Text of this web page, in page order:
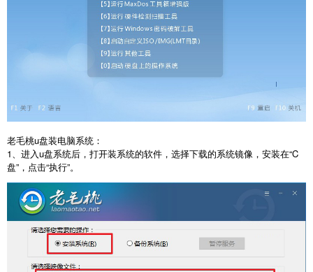
老毛桃u盘装电脑系统：
1、进入u盘系统后，打开装系统的软件，选择下载的系统镜像，安装在“C
盘” ，点击“执行”。